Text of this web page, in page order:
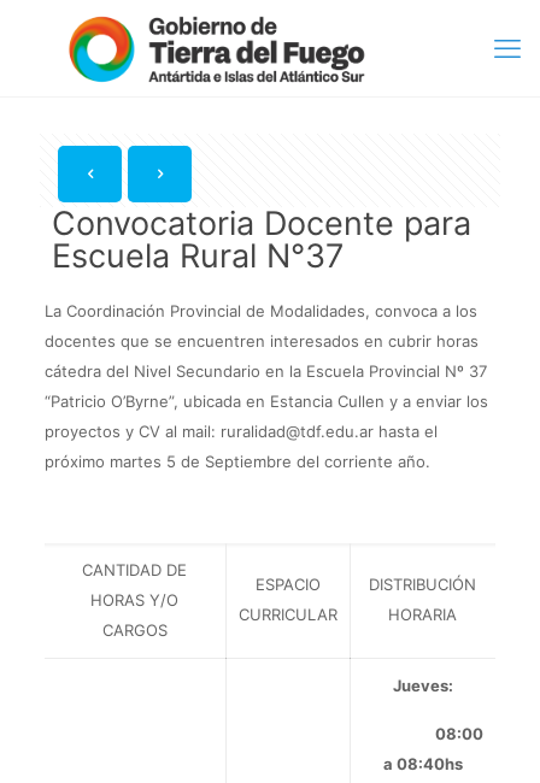
Convocatoria Docente para
Escuela Rural N°37
La Coordinación Provincial de Modalidades, convoca a los
docentes que se encuentren interesados en cubrir horas
cátedra del Nivel Secundario en la Escuela Provincial Nº 37
“Patricio O’Byrne”, ubicada en Estancia Cullen y a enviar los
proyectos y CV al mail: ruralidad@tdf.edu.ar hasta el
próximo martes 5 de Septiembre del corriente año.
CANTIDAD DE
HORAS Y/O
CARGOS
ESPACIO
CURRICULAR
DISTRIBUCIÓN
HORARIA
Jueves:
08:00
a 08:40hs